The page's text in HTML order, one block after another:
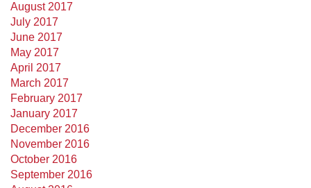
August 2017
July 2017
June 2017
May 2017
April 2017
March 2017
February 2017
January 2017
December 2016
November 2016
October 2016
September 2016